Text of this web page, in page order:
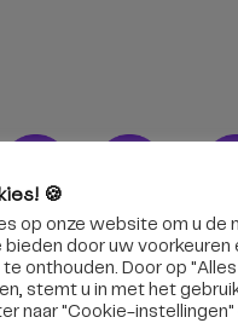
Radio &
Kijk tv
🍪
op onze website om u de
door uw voorkeuren
onthouden. Door op "Alles
stemt u in met het gebruik
naar "Cookie-instellingen"